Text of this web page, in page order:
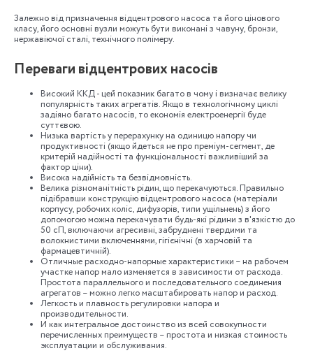
Залежно від призначення відцентрового насоса та його цінового
класу, його основні вузли можуть бути виконані з чавуну, бронзи,
нержавіючої сталі, технічного полімеру.
Переваги відцентрових насосів
Високий ККД - цей показник багато в чому і визначає велику
популярність таких агрегатів. Якщо в технологічному циклі
задіяно багато насосів, то економія електроенергії буде
суттєвою.
Низька вартість у перерахунку на одиницю напору чи
продуктивності (якщо йдеться не про преміум-сегмент, де
критерій надійності та функціональності важливіший за
фактор ціни).
Висока надійність та безвідмовність.
Велика різноманітність рідин, що перекачуються. Правильно
підібравши конструкцію відцентрового насоса (матеріали
корпусу, робочих коліс, дифузорів, типи ущільнень) з його
допомогою можна перекачувати будь-які рідини з в'язкістю до
50 сП, включаючи агресивні, забруднені твердими та
волокнистими включеннями, гігієнічні (в харчовій та
фармацевтичній).
Отличные расходно-напорные характеристики – на рабочем
участке напор мало изменяется в зависимости от расхода.
Простота параллельного и последовательного соединения
агрегатов – можно легко масштабировать напор и расход.
Легкость и плавность регулировки напора и
производительности.
И как интегральное достоинство из всей совокупности
перечисленных преимуществ – простота и низкая стоимость
эксплуатации и обслуживания.